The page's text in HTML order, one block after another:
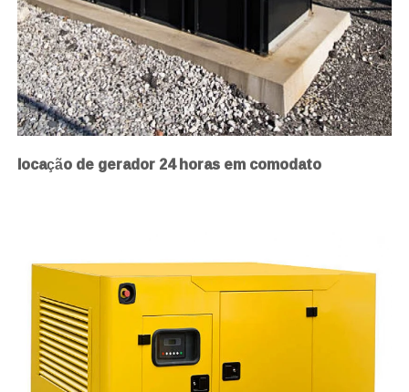
locação de gerador 24 horas em comodato